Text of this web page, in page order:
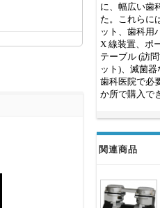
に、幅広い歯
た。これらに
ット、歯科用
X 線装置、ポ
テーブル (訪
ット)、滅菌器
歯科医院で必
か所で購入で
関連商品